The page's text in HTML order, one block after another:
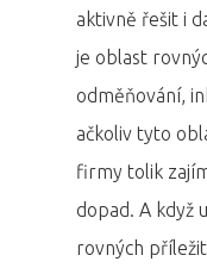
aktivně řešit i
je oblast
odměňování,
ačkoliv tyto
firmy tolik
dopad. A když
rovných